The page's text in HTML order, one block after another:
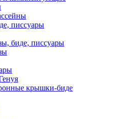
писсуары
биде, писсуары
крышки-биде